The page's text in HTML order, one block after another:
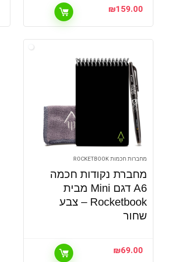
₪159.00
מחברות חכמות ROCKETBOOK
מחברת נקודות חכמה
A6 דגם Mini מבית
Rocketbook – צבע
שחור
₪69.00